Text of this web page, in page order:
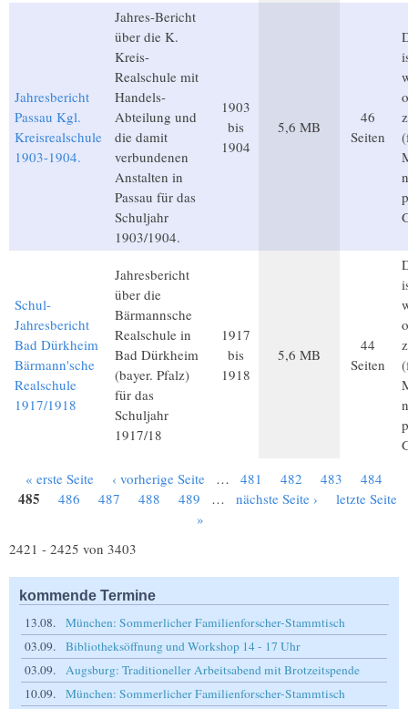
Jahresbericht
Passau Kgl.
Kreisrealschule
1903-1904.
Jahres-Bericht
über die K.
Kreis-
Realschule mit
Handels-
Abteilung und
die damit
verbundenen
Anstalten in
Passau für das
Schuljahr
1903/1904.
1903
bis
1904
5,6 MB
46
Seiten
Schul-
Jahresbericht
Bad Dürkheim
Bärmann'sche
Realschule
1917/1918
Jahresbericht
über die
Bärmannsche
Realschule in
Bad Dürkheim
(bayer. Pfalz)
für das
Schuljahr
1917/18
1917
bis
1918
5,6 MB
44
Seiten
Seiten
« erste Seite ‹ vorherige Seite … 481 482 483 484
485 486 487 488 489 … nächste Seite ›
letzte Seite
»
2421 - 2425 von 3403
kommende Termine
13.08.
München: Sommerlicher Familienforscher-Stammtisch
03.09.
Bibliotheksöffnung und Workshop 14 - 17 Uhr
03.09.
Augsburg: Traditioneller Arbeitsabend mit Brotzeitspende
10.09.
München: Sommerlicher Familienforscher-Stammtisch